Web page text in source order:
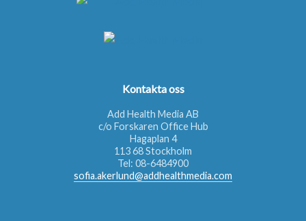
Kontakta oss
Add Health Media AB
c/o Forskaren Office Hub
Hagaplan 4
113 68 Stockholm
Tel: 08-6484900
sofia.akerlund@addhealthmedia.com